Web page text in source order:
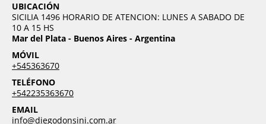
UBICACIÓN
SICILIA 1496 HORARIO DE ATENCION: LUNES A SABADO DE
10 A 15 HS
Mar del Plata - Buenos Aires - Argentina
MÓVIL
+545363670
TELÉFONO
+542235363670
EMAIL
info@diegodonsini.com.ar